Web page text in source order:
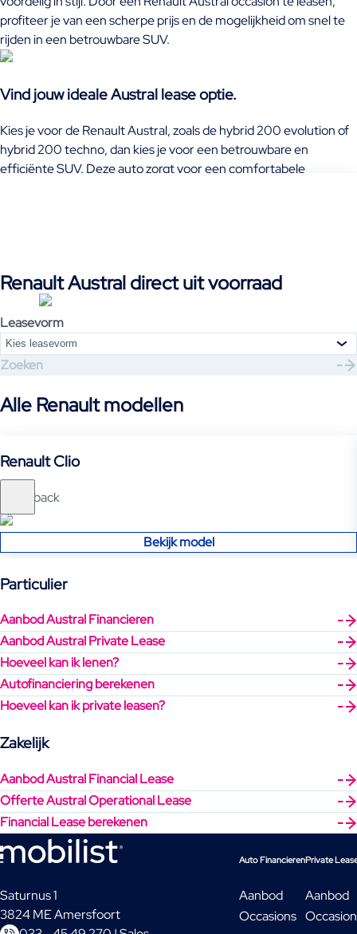
profiteer je van een scherpe prijs en de mogelijkheid om snel te
rijden in een betrouwbare SUV.
Vind jouw ideale Austral lease optie.
Kies je voor de Renault Austral, zoals de hybrid 200 evolution of
hybrid 200 techno, dan kies je voor een betrouwbare en
efficiënte SUV. Deze auto zorgt voor een comfortabele
keuze voor jouw mobiliteit.
Renault Austral direct uit voorraad
Leasevorm
Kies leasevorm
Zoeken
Alle Renault modellen
Renault Clio
Hatchback
Bekijk model
Particulier
Aanbod Austral Financieren
Aanbod Austral Private Lease
Hoeveel kan ik lenen?
Autofinanciering berekenen
Hoeveel kan ik private leasen?
Zakelijk
Aanbod Austral Financial Lease
Offerte Austral Operational Lease
Financial Lease berekenen
Saturnus 1
3824 ME Amersfoort
Auto Financieren
Aanbod
Occasions
Private
Aanbod